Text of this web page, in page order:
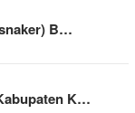
B…
K…